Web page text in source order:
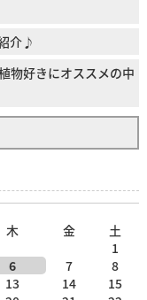
介♪
物好きにオススメの中
木 金
土
1
6 7
8
13 14
15